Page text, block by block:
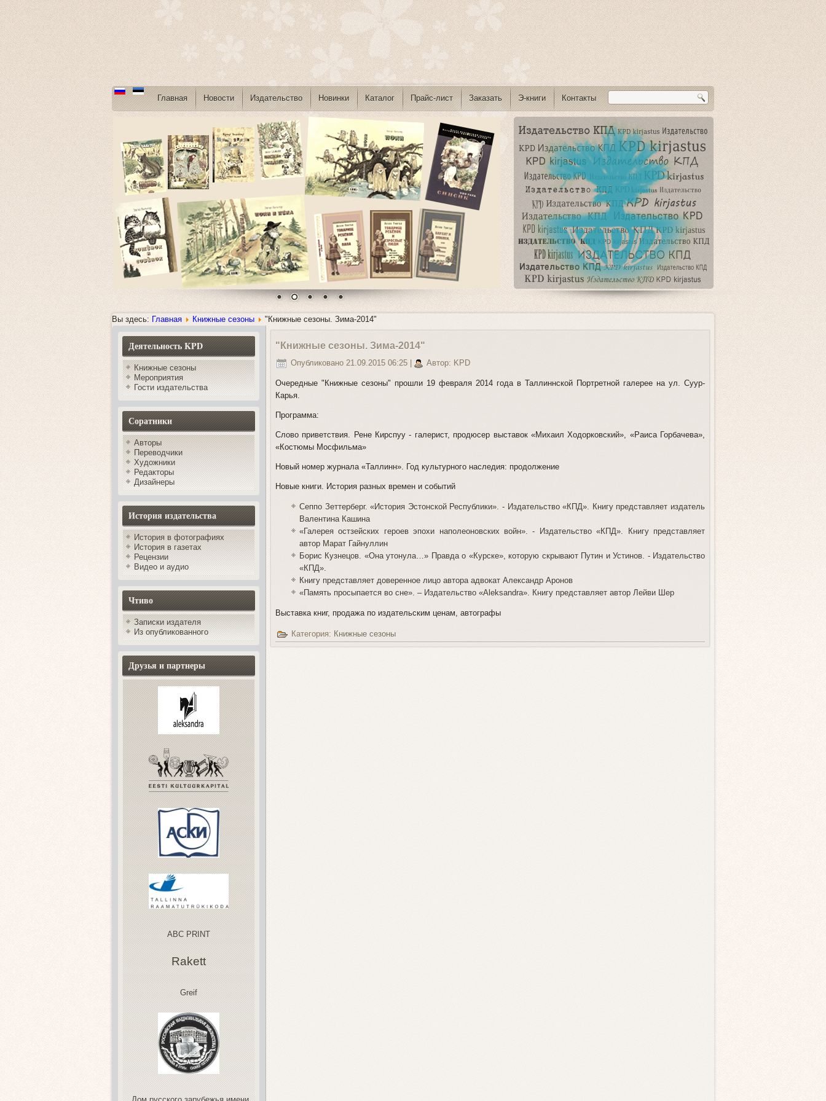
Главная Новости Издательство Новинки Каталог Прайс-лист Заказать Э-книги Контакты
Вы здесь: Главная Книжные сезоны "Книжные сезоны. Зима-2014"
Деятельность KPD
Книжные сезоны
Мероприятия
Гости издательства
Соратники
Авторы
Переводчики
Художники
Редакторы
Дизайнеры
История издательства
История в фотографиях
История в газетах
Рецензии
Видео и аудио
Чтиво
Записки издателя
Из опубликованного
Друзья и партнеры
ABC PRINT
Rakett
Greif
"Книжные сезоны. Зима-2014"
Опубликовано 21.09.2015 06:25 Автор: KPD
Очередные "Книжные сезоны" прошли 19 февраля 2014 года в Таллиннской Портретной галерее на ул. Суур-
Карья.
Программа:
Слово приветствия. Рене Кирспуу - галерист, продюсер выставок «Михаил Ходорковский», «Раиса Горбачева»,
«Костюмы Мосфильма»
Новый номер журнала «Таллинн». Год культурного наследия: продолжение
Новые книги. История разных времен и событий
Сеппо Зеттерберг. «История Эстонской Республики». - Издательство «КПД». Книгу представляет издатель
Валентина Кашина
«Галерея остзейских героев эпохи наполеоновских войн». - Издательство «КПД». Книгу представляет
автор Марат Гайнуллин
Борис Кузнецов. «Она утонула…» Правда о «Курске», которую скрывают Путин и Устинов. - Издательство
«КПД».
Книгу представляет доверенное лицо автора адвокат Александр Аронов
«Память просыпается во сне». – Издательство «Aleksandra». Книгу представляет автор Лейви Шер
Выставка книг, продажа по издательским ценам, автографы
Категория: Книжные сезоны